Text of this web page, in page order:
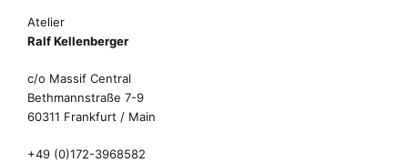
Atelier
Ralf Kellenberger
c/o Massif Central
Bethmannstraße 7-9
60311 Frankfurt / Main
+49 (0)172-3968582